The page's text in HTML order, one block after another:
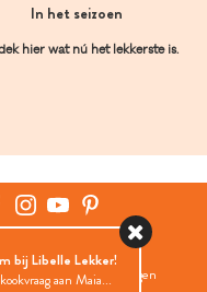
In het seizoen
hier wat nú het lekkerste is.
Group
Cookies instellingen
bij Libelle Lekker!
aan Maia...